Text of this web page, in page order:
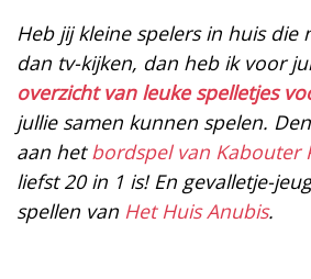
Heb jij kleine spelers in huis die
dan tv-kijken, dan heb ik voor
overzicht van leuke spelletjes
jullie samen kunnen spelen.
aan hetbordspel van Kabouter
liefst 20 in 1 is! En gevalletje-
spellen van Het Huis Anubis.